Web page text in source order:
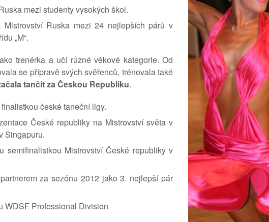
mezi studenty vysokých škol.
Ruska mezi 24 nejlepších párů v
„M“.
trenérka a učí různé věkové kategorie. Od
se přípravě svých svěřenců, trénovala také
tančit za Českou Republiku.
české taneční ligy.
České republiky na Mistrovství světa v
Singapuru.
semifinalistkou Mistrovství České republiky v
za sezónu 2012 jako 3. nejlepší pár
WDSF Professional Division